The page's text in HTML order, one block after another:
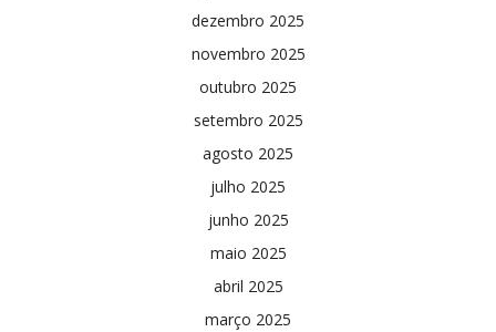
dezembro 2025
novembro 2025
outubro 2025
setembro 2025
agosto 2025
julho 2025
junho 2025
maio 2025
abril 2025
março 2025